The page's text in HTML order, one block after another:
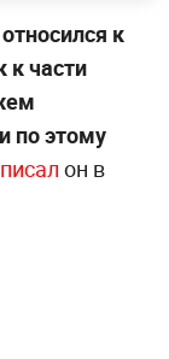
к
части
по этому
он в